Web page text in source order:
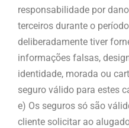
responsabilidade por
terceiros durante o
deliberadamente tiver
informações falsas,
identidade, morada ou
seguro válido para estes
e) Os seguros só são
cliente solicitar ao